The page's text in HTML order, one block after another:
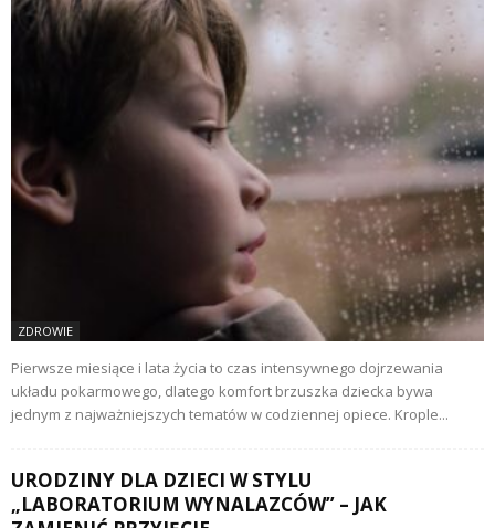
ZDROWIE
Pierwsze miesiące i lata życia to czas intensywnego dojrzewania
układu pokarmowego, dlatego komfort brzuszka dziecka bywa
jednym z najważniejszych tematów w codziennej opiece. Krople...
URODZINY DLA DZIECI W STYLU
„LABORATORIUM WYNALAZCÓW” – JAK